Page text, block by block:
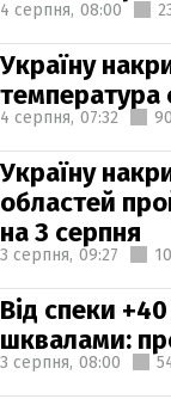
4 серпня, 08:00
Україну
температура
4 серпня, 07:32
Україну
областей
на 3 серпня
3 серпня, 09:27
Від спеки
шквалами:
3 серпня, 08:00